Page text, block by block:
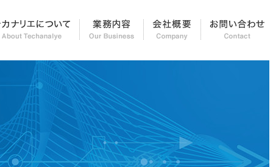
せ＆レポート テカナリエについて業務内容 会社概要